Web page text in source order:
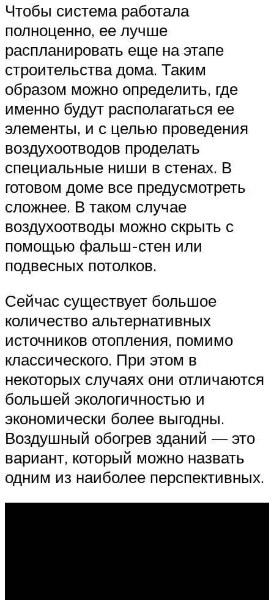
Чтобы система работала
полноценно, ее лучше
распланировать еще на этапе
строительства дома. Таким
образом можно определить, где
именно будут располагаться ее
элементы, и с целью проведения
воздухоотводов проделать
специальные ниши в стенах. В
готовом доме все предусмотреть
сложнее. В таком случае
воздухоотводы можно скрыть с
помощью фальш-стен или
подвесных потолков.
Сейчас существует большое
количество альтернативных
источников отопления, помимо
классического. При этом в
некоторых случаях они отличаются
большей экологичностью и
экономически более выгодны.
Воздушный обогрев зданий — это
вариант, который можно назвать
одним из наиболее перспективных.